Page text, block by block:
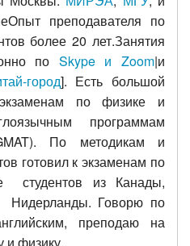
преподавателя по
более 20 лет.Занятия
по Skype и Zoom|и
город]. Есть большой
по физике и
программам
По методикам и
готовил к экзаменам по
студентов из Канады,
Нидерланды. Говорю по
преподаю на